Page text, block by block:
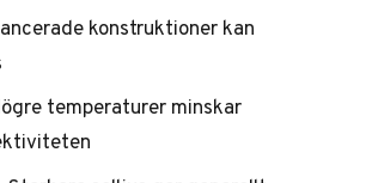
konstruktioner kan
temperaturer minskar